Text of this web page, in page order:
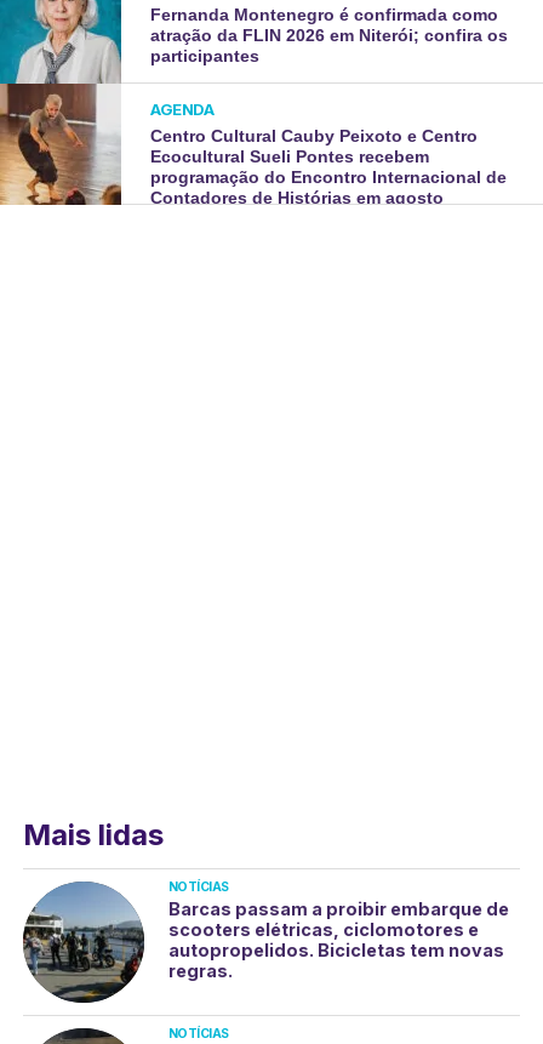
Fernanda Montenegro é confirmada como
atração da FLIN 2026 em Niterói; confira os
participantes
AGENDA
Centro Cultural Cauby Peixoto e Centro
Ecocultural Sueli Pontes recebem
programação do Encontro Internacional de
Contadores de Histórias em agosto
Mais lidas
NOTÍCIAS
Barcas passam a proibir embarque de
scooters elétricas, ciclomotores e
autopropelidos. Bicicletas tem novas
regras.
NOTÍCIAS